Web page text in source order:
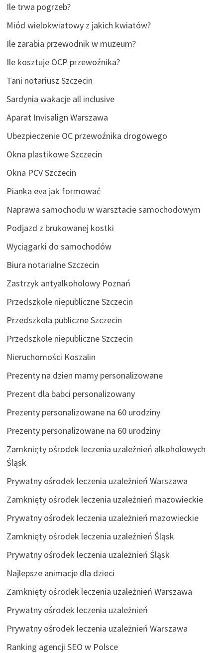
Ile trwa pogrzeb?
Miód wielokwiatowy z jakich kwiatów?
Ile zarabia przewodnik w muzeum?
Ile kosztuje OCP przewoźnika?
Tani notariusz Szczecin
Sardynia wakacje all inclusive
Aparat Invisalign Warszawa
Ubezpieczenie OC przewoźnika drogowego
Okna plastikowe Szczecin
Okna PCV Szczecin
Pianka eva jak formować
Naprawa samochodu w warsztacie samochodowym
Podjazd z brukowanej kostki
Wyciągarki do samochodów
Biura notarialne Szczecin
Zastrzyk antyalkoholowy Poznań
Przedszkole niepubliczne Szczecin
Przedszkola publiczne Szczecin
Przedszkole niepubliczne Szczecin
Nieruchomości Koszalin
Prezenty na dzien mamy personalizowane
Prezent dla babci personalizowany
Prezenty personalizowane na 60 urodziny
Prezenty personalizowane na 60 urodziny
Zamknięty ośrodek leczenia uzależnień alkoholowych
Śląsk
Prywatny ośrodek leczenia uzależnień Warszawa
Zamknięty ośrodek leczenia uzależnień mazowieckie
Prywatny ośrodek leczenia uzależnień mazowieckie
Zamknięty ośrodek leczenia uzależnień Śląsk
Prywatny ośrodek leczenia uzależnień Śląsk
Najlepsze animacje dla dzieci
Zamknięty ośrodek leczenia uzależnień Warszawa
Prywatny ośrodek leczenia uzależnień
Prywatny ośrodek leczenia uzależnień Warszawa
Ranking agencji SEO w Polsce